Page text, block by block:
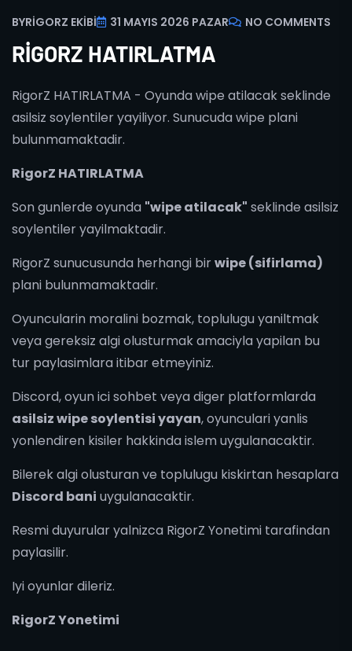
BYRIGORZ EKIBI 31 MAYIS 2026 PAZAR NO COMMENTS
RIGORZ HATIRLATMA
RigorZ HATIRLATMA - Oyunda wipe atilacak seklinde
asilsiz soylentiler yayiliyor. Sunucuda wipe plani
bulunmamaktadir.
RigorZ HATIRLATMA
Son gunlerde oyunda "wipe atilacak" seklinde asilsiz
soylentiler yayilmaktadir.
RigorZ sunucusunda herhangi birwipe (sifirlama)
plani bulunmamaktadir.
Oyuncularin moralini bozmak, toplulugu yaniltmak
veya gereksiz algi olusturmak amaciyla yapilan bu
tur paylasimlara itibar etmeyiniz.
Discord, oyun ici sohbet veya diger platformlarda
asilsiz wipe soylentisi yayan, oyunculari yanlis
yonlendiren kisiler hakkinda islem uygulanacaktir.
Bilerek algi olusturan ve toplulugu kiskirtan hesaplara
Discord bani uygulanacaktir.
Resmi duyurular yalnizca RigorZ Yonetimi tarafindan
paylasilir.
Iyi oyunlar dileriz.
RigorZ Yonetimi